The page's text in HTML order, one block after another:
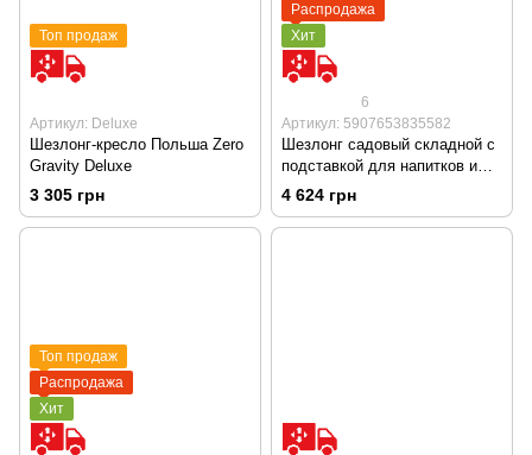
Топ продаж
Артикул: Deluxe
Шезлонг-кресло Польша Zero
Gravity Deluxe
3 305 грн
Распродажа
Хит
6
Артикул: 5907653835582
Шезлонг садовый складной с
подставкой для напитков и
подголовником
4 624 грн
Топ продаж
Распродажа
Хит